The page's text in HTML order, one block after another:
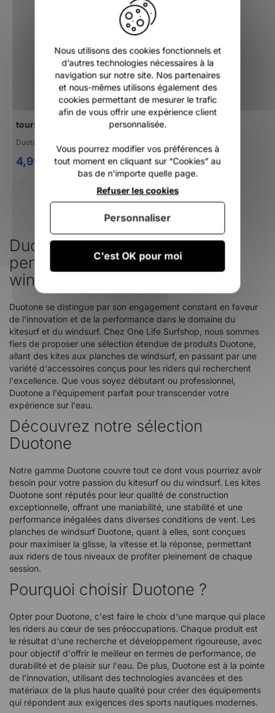
tournevis Duotone screw driver PH3 for footstrap
Duotone
4,99 €
Duotone : innovation et
performance en kitesurf et
windsurf
Duotone se distingue par son engagement constant en faveur
de l'innovation et de la performance dans le domaine du
kitesurf et du windsurf. Chez One Life Surfshop, nous sommes
fiers de proposer une sélection étendue de produits Duotone,
allant des kites aux planches de windsurf, en passant par une
variété d'accessoires conçus pour les riders qui recherchent
l'excellence. Que vous soyez débutant ou professionnel,
Duotone a l'équipement parfait pour transcender votre
expérience sur l'eau.
Découvrez notre sélection
Duotone
Notre gamme Duotone couvre tout ce dont vous pourriez avoir
besoin pour votre passion du kitesurf ou du windsurf. Les kites
Duotone sont réputés pour leur qualité de construction
exceptionnelle, offrant une maniabilité, une stabilité et une
performance inégalées dans diverses conditions de vent. Les
planches de windsurf Duotone, quant à elles, sont conçues
pour maximiser la glisse, la vitesse et la réponse, permettant
aux riders de tous niveaux de profiter pleinement de chaque
session.
Pourquoi choisir Duotone ?
Opter pour Duotone, c'est faire le choix d'une marque qui place
les riders au cœur de ses préoccupations. Chaque produit est
le résultat d'une recherche et développement rigoureuse, avec
pour objectif d'offrir le meilleur en termes de performance, de
durabilité et de plaisir sur l'eau. De plus, Duotone est à la pointe
de l'innovation, utilisant des technologies avancées et des
matériaux de la plus haute qualité pour créer des équipements
qui répondent aux exigences des sports nautiques modernes.
Nous utilisons des cookies fonctionnels et
d’autres technologies nécessaires à la
navigation sur notre site. Nos partenaires
et nous-mêmes utilisons également des
cookies permettant de mesurer le trafic
afin de vous offrir une expérience client
personnalisée.
Vous pourrez modifier vos préférences à
tout moment en cliquant sur “Cookies” au
bas de n'importe quelle page.
C'est OK pour moi
Refuser les cookies
Personnaliser